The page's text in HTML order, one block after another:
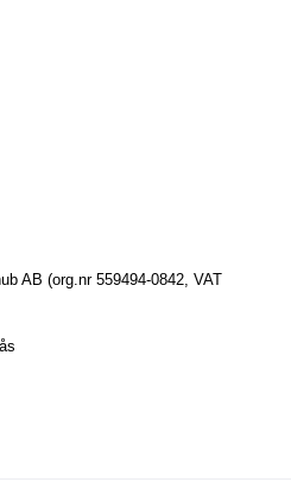
AB (org.nr 559494-0842, VAT